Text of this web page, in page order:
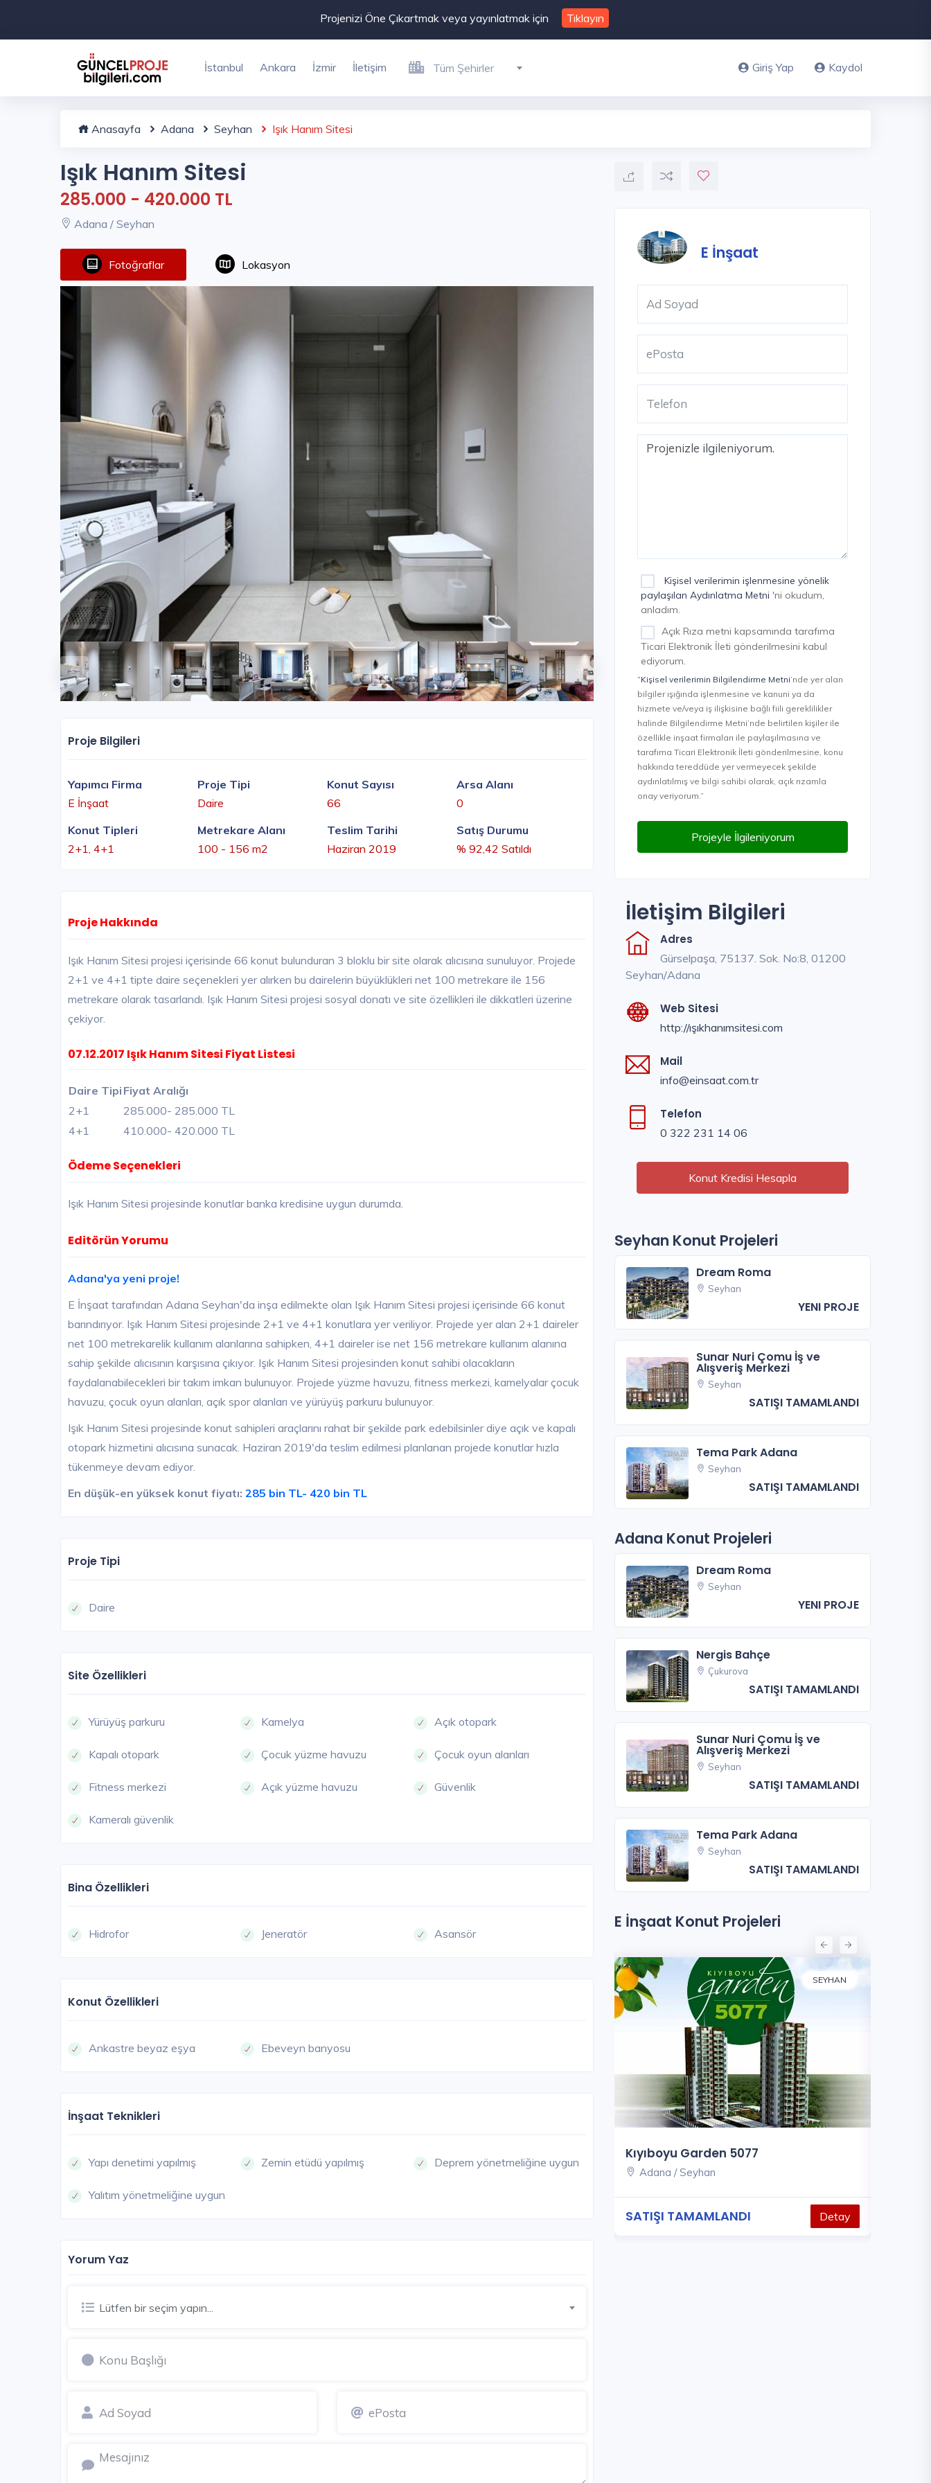
Projenizi Öne Çıkartmak veya yayınlatmak için Tıklayın
İstanbul Ankara İzmir İletişim Tüm Şehirler Giriş Yap Kaydol
Anasayfa Adana Seyhan Işık Hanım Sitesi
Işık Hanım Sitesi
285.000 - 420.000 TL
Adana / Seyhan
Fotoğraflar Lokasyon
Proje Bilgileri
Yapımcı Firma
E İnşaat
Proje Tipi
Daire
Konut Sayısı
66
Arsa Alanı
0
Konut Tipleri
2+1, 4+1
Metrekare Alanı
100 - 156 m2
Teslim Tarihi
Haziran 2019
Satış Durumu
% 92,42 Satıldı
Proje Hakkında
Işık Hanım Sitesi projesi içerisinde 66 konut bulunduran 3 bloklu bir site olarak alıcısına sunuluyor. Projede
2+1 ve 4+1 tipte daire seçenekleri yer alırken bu dairelerin büyüklükleri net 100 metrekare ile 156
metrekare olarak tasarlandı. Işık Hanım Sitesi projesi sosyal donatı ve site özellikleri ile dikkatleri üzerine
çekiyor.
07.12.2017 Işık Hanım Sitesi Fiyat Listesi
Daire Tipi Fiyat Aralığı
2+1
285.000- 285.000 TL
4+1
410.000- 420.000 TL
Ödeme Seçenekleri
Işık Hanım Sitesi projesinde konutlar banka kredisine uygun durumda.
Editörün Yorumu
Adana'ya yeni proje!
E İnşaat tarafından Adana Seyhan'da inşa edilmekte olan Işık Hanım Sitesi projesi içerisinde 66 konut
barındırıyor. Işık Hanım Sitesi projesinde 2+1 ve 4+1 konutlara yer veriliyor. Projede yer alan 2+1 daireler
net 100 metrekarelik kullanım alanlarına sahipken, 4+1 daireler ise net 156 metrekare kullanım alanına
sahip şekilde alıcısının karşısına çıkıyor. Işık Hanım Sitesi projesinden konut sahibi olacakların
faydalanabilecekleri bir takım imkan bulunuyor. Projede yüzme havuzu, fitness merkezi, kamelyalar çocuk
havuzu, çocuk oyun alanları, açık spor alanları ve yürüyüş parkuru bulunuyor.
Işık Hanım Sitesi projesinde konut sahipleri araçlarını rahat bir şekilde park edebilsinler diye açık ve kapalı
otopark hizmetini alıcısına sunacak. Haziran 2019'da teslim edilmesi planlanan projede konutlar hızla
tükenmeye devam ediyor.
En düşük-en yüksek konut fiyatı: 285 bin TL- 420 bin TL
Proje Tipi
Daire
Site Özellikleri
Yürüyüş parkuru Kamelya Açık otopark
Kapalı otopark Çocuk yüzme havuzu Çocuk oyun alanları
Fitness merkezi Açık yüzme havuzu Güvenlik
Kameralı güvenlik
Bina Özellikleri
Hidrofor Jeneratör Asansör
Konut Özellikleri
Ankastre beyaz eşya Ebeveyn banyosu
İnşaat Teknikleri
Yapı denetimi yapılmış Zemin etüdü yapılmış Deprem yönetmeliğine uygun
Yalıtım yönetmeliğine uygun
Yorum Yaz
Lütfen bir seçim yapın...
E İnşaat
Kişisel verilerimin işlenmesine yönelik
paylaşılan Aydınlatma Metni 'ni okudum,
anladım.
Açık Rıza metni kapsamında tarafıma
Ticari Elektronik İleti gönderilmesini kabul
ediyorum.
“Kişisel verilerimin Bilgilendirme Metni’nde yer alan
bilgiler ışığında işlenmesine ve kanuni ya da
hizmete ve/veya iş ilişkisine bağlı fiili gereklilikler
halinde Bilgilendirme Metni’nde belirtilen kişiler ile
özellikle inşaat firmaları ile paylaşılmasına ve
tarafıma Ticari Elektronik İleti gönderilmesine, konu
hakkında tereddüde yer vermeyecek şekilde
aydınlatılmış ve bilgi sahibi olarak, açık rızamla
onay veriyorum.”
Projeyle İlgileniyorum
İletişim Bilgileri
Adres
Gürselpaşa, 75137. Sok. No:8, 01200
Seyhan/Adana
Web Sitesi
http://ışıkhanımsitesi.com
Mail
info@einsaat.com.tr
Telefon
0 322 231 14 06
Konut Kredisi Hesapla
Seyhan Konut Projeleri
Dream Roma
Seyhan
YENI PROJE
Sunar Nuri Çomu İş ve
Alışveriş Merkezi
Seyhan
SATIŞI TAMAMLANDI
Tema Park Adana
Seyhan
SATIŞI TAMAMLANDI
Adana Konut Projeleri
Dream Roma
Seyhan
YENI PROJE
Nergis Bahçe
Çukurova
SATIŞI TAMAMLANDI
Sunar Nuri Çomu İş ve
Alışveriş Merkezi
Seyhan
SATIŞI TAMAMLANDI
Tema Park Adana
Seyhan
SATIŞI TAMAMLANDI
E İnşaat Konut Projeleri
Kıyıboyu Garden 5077
Adana / Seyhan
Işık Hanım Sitesi
Adana / Seyhan
SEYHAN
Kıyıboyu Garden 5077
Adana / Seyhan
SATIŞI TAMAMLANDI Detay